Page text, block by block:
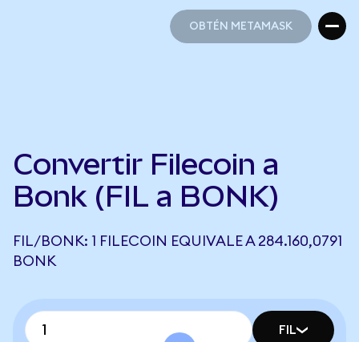
OBTÉN METAMASK
Convertir Filecoin a
Bonk (FIL a BONK)
FIL/BONK: 1 FILECOIN EQUIVALE A 284.160,0791
BONK
FIL